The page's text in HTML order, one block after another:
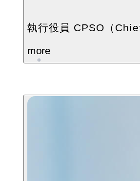
執行役員 CPSO（
more